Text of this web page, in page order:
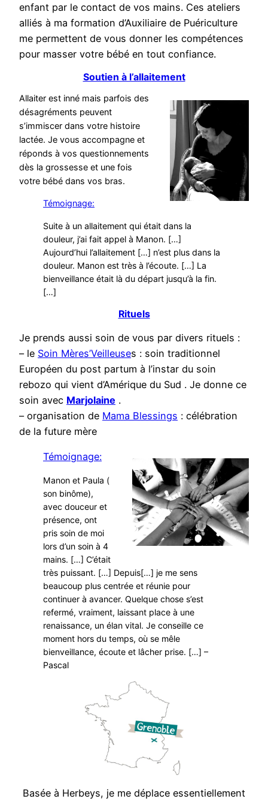
enfant par le contact de vos mains. Ces ateliers
alliés à ma formation d’Auxiliaire de Puériculture
me permettent de vous donner les compétences
pour masser votre bébé en tout confiance.
Soutien à l’allaitement
Allaiter est inné mais parfois des
désagréments peuvent
s’immiscer dans votre histoire
lactée. Je vous accompagne et
réponds à vos questionnements
dès la grossesse et une fois
votre bébé dans vos bras.
Témoignage:
Suite à un allaitement qui était dans la
douleur, j’ai fait appel à Manon. […]
Aujourd’hui l’allaitement […] n’est plus dans la
douleur. Manon est très à l’écoute. […] La
bienveillance était là du départ jusqu’à la fin.
[…]
Rituels
Je prends aussi soin de vous par divers rituels :
– le Soin Mères’Veilleuses : soin traditionnel
Européen du post partum à l’instar du soin
rebozo qui vient d’Amérique du Sud . Je donne ce
soin avec Marjolaine .
– organisation de Mama Blessings : célébration
de la future mère
Témoignage:
Manon et Paula (
son binôme),
avec douceur et
présence, ont
pris soin de moi
lors d’un soin à 4
mains. […] C’était
très puissant. […] Depuis[…] je me sens
beaucoup plus centrée et réunie pour
continuer à avancer. Quelque chose s’est
refermé, vraiment, laissant place à une
renaissance, un élan vital. Je conseille ce
moment hors du temps, où se mêle
bienveillance, écoute et lâcher prise. […] –
Pascal
Basée à Herbeys, je me déplace essentiellement